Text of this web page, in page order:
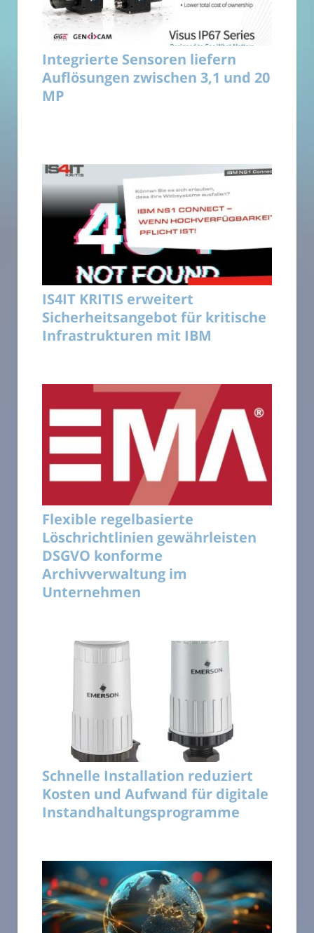
Integrierte Sensoren liefern
Auflösungen zwischen 3,1 und 20
MP
IS4IT KRITIS erweitert
Sicherheitsangebot für kritische
Infrastrukturen mit IBM
Flexible regelbasierte
Löschrichtlinien gewährleisten
DSGVO konforme
Archivverwaltung im
Unternehmen
Schnelle Installation reduziert
Kosten und Aufwand für digitale
Instandhaltungsprogramme